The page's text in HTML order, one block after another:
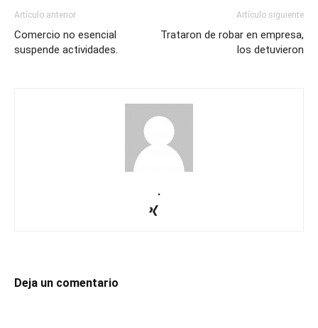
Artículo anterior
Comercio no esencial
suspende actividades.
Artículo siguiente
Trataron de robar en empresa,
los detuvieron
.
Deja un comentario